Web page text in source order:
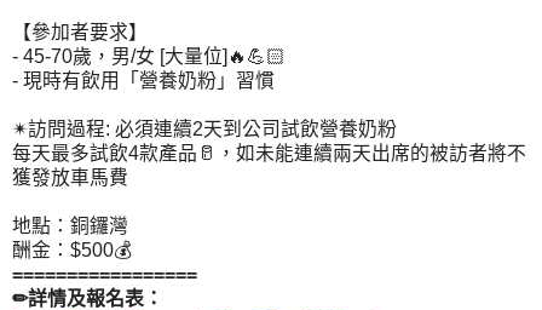
【參加者要求】
- 45-70歲，男/女 [大量位]🔥💪🏻
- 現時有飲用「營養奶粉」習慣
✴訪問過程: 必須連續2天到公司試飲營養奶粉
每天最多試飲4款產品🥛，如未能連續兩天出席的被訪者將不
獲發放車馬費
地點：銅鑼灣
酬金：$500💰
=================
✏詳情及報名表：